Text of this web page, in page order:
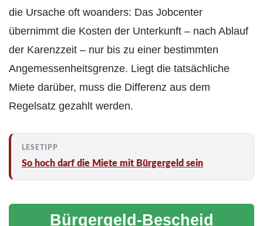
die Ursache oft woanders: Das Jobcenter
übernimmt die Kosten der Unterkunft – nach Ablauf
der Karenzzeit – nur bis zu einer bestimmten
Angemessenheitsgrenze. Liegt die tatsächliche
Miete darüber, muss die Differenz aus dem
Regelsatz gezahlt werden.
So hoch darf die Miete mit Bürgergeld sein
Bürgergeld-Bescheid